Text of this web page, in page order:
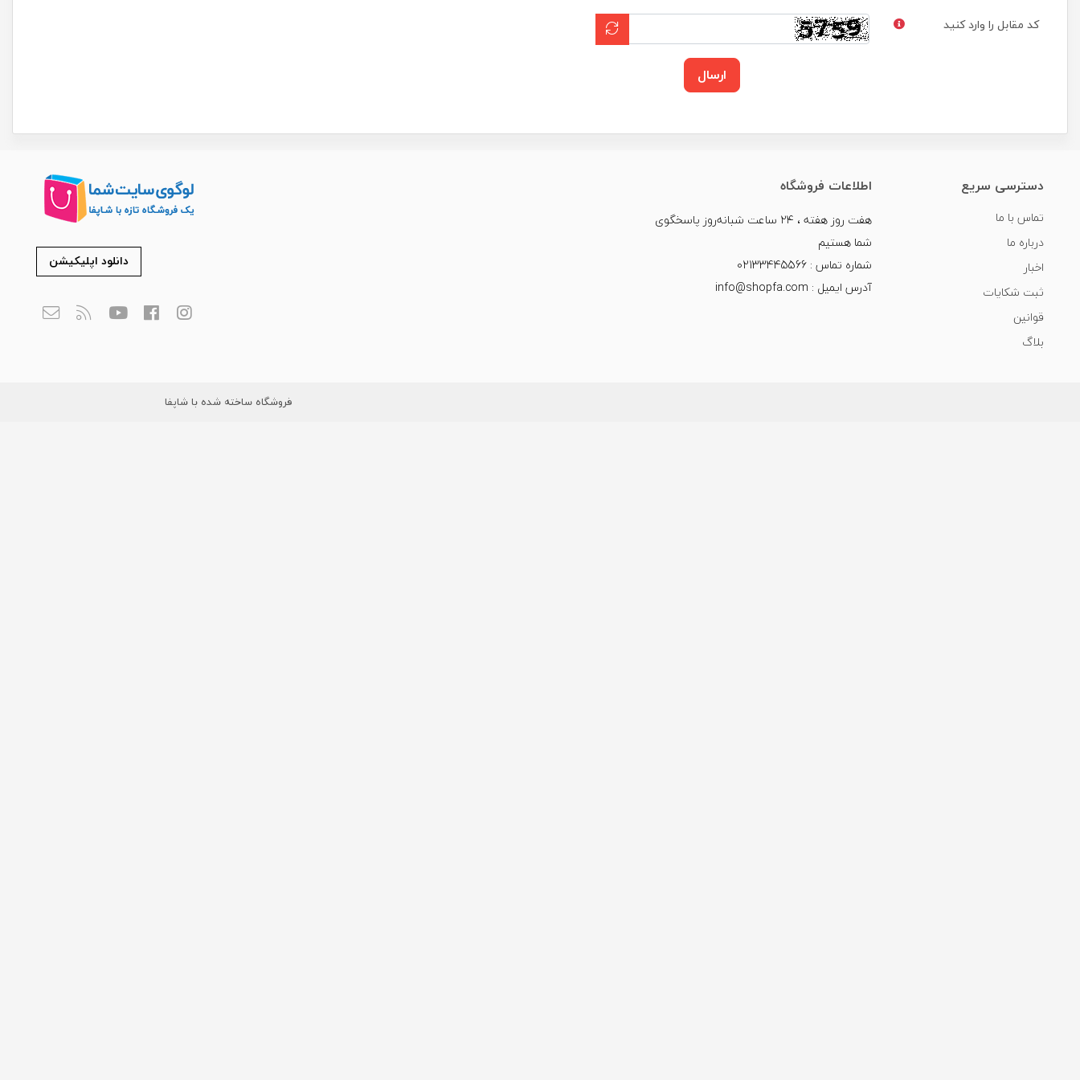
کد مقابل را وارد کنید
ارسال
دسترسی سریع
تماس با ما
درباره ما
اخبار
ثبت شکایات
قوانین
بلاگ
اطلاعات فروشگاه
هفت روز هفته ، ۲۴ ساعت شبانه‌روز پاسخگوی
شما هستیم
شماره تماس : 02133445566
آدرس ایمیل : info@shopfa.com
دانلود اپلیکیشن
فروشگاه ساخته شده با شاپفا